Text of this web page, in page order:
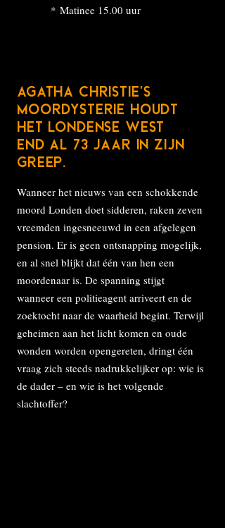
* Matinee 15.00 uur
AGATHA CHRISTIE'S
MOORDYSTERIE HOUDT
HET LONDENSE WEST
END AL 73 JAAR IN ZIJN
GREEP.
Wanneer het nieuws van een schokkende
moord Londen doet sidderen, raken zeven
vreemden ingesneeuwd in een afgelegen
pension. Er is geen ontsnapping mogelijk,
en al snel blijkt dat één van hen een
moordenaar is. De spanning stijgt
wanneer een politieagent arriveert en de
zoektocht naar de waarheid begint. Terwijl
geheimen aan het licht komen en oude
wonden worden opengereten, dringt één
vraag zich steeds nadrukkelijker op: wie is
de dader – en wie is het volgende
slachtoffer?